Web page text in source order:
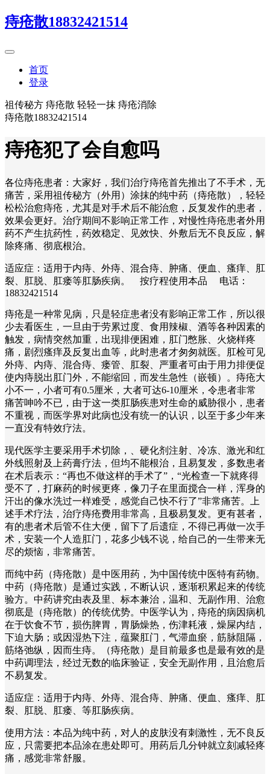
痔疮散18832421514
首页
登录
祖传秘方 痔疮散 轻轻一抹 痔疮消除
痔疮散18832421514
痔疮犯了会自愈吗
各位痔疮患者：大家好，我们治疗痔疮首先推出了不手术，无
痛苦，采用祖传秘方（外用）涂抹的纯中药（痔疮散），轻轻
松松治愈痔疮，尤其是对手术后不能治愈，反复发作的患者，
效果会更好。治疗期间不影响正常工作，对慢性痔疮患者外用
药不产生抗药性，药效稳定、见效快、外敷后无不良反应，解
除疼痛、彻底根治。
适应症：适用于内痔、外痔、混合痔、肿痛、便血、瘙痒、肛
裂、肛脱、肛瘘等肛肠疾病。 按疗程使用本品 电话：
18832421514
痔疮是一种常见病，只是轻症患者没有影响正常工作，所以很
少去看医生，一旦由于劳累过度、食用辣椒、酒等各种因素的
触发，病情突然加重，出现排便困难，肛门憋胀、火烧样疼
痛，剧烈瘙痒及反复出血等，此时患者才匆匆就医。肛检可见
外痔、内痔、混合痔、瘘管、肛裂、严重者可由于用力排便促
使内痔脱出肛门外，不能缩回，而发生急性（嵌顿）。痔疮大
小不一，小者可有0.5厘米，大者可达6-10厘米，令患者非常
痛苦呻吟不已，由于这一类肛肠疾患对生命的威胁很小，患者
不重视，而医学界对此病也没有统一的认识，以至于多少年来
一直没有特效疗法。
现代医学主要采用手术切除，、硬化剂注射、冷冻、激光和红
外线照射及上药膏疗法，但均不能根治，且易复发，多数患者
在术后表示：“再也不做这样的手术了”，“光检查一下就疼得
受不了，打麻药的时候更疼，像刀子在里面搅合一样，浑身的
汗出的像水洗过一样难受，感觉自己快不行了”非常痛苦。上
述手术疗法，治疗痔疮费用非常高，且极易复发。更有甚者，
有的患者术后管不住大便，留下了后遗症，不得已再做一次手
术，安装一个人造肛门，花多少钱不说，给自己的一生带来无
尽的烦恼，非常痛苦。
而纯中药（痔疮散）是中医用药，为中国传统中医特有药物。
中药（痔疮散）是通过实践，不断认识，逐渐积累起来的传统
验方。中药讲究由表及里、标本兼治，温和、无副作用、治愈
彻底是（痔疮散）的传统优势。中医学认为，痔疮的病因病机
在于饮食不节，损伤脾胃，胃肠燥热，伤津耗液，燥屎内结，
下迫大肠；或因湿热下注，蕴聚肛门，气滞血瘀，筋脉阻隔，
筋络弛纵，因而生痔。（痔疮散）是目前最多也是最有效的是
中药调理法，经过无数的临床验证，安全无副作用，且治愈后
不易复发。
适应症：适用于内痔、外痔、混合痔、肿痛、便血、瘙痒、肛
裂、肛脱、肛瘘、等肛肠疾病。
使用方法：本品为纯中药，对人的皮肤没有刺激性，无不良反
应，只需要把本品涂在患处即可。用药后几分钟就立刻减轻疼
痛，感觉非常舒服。